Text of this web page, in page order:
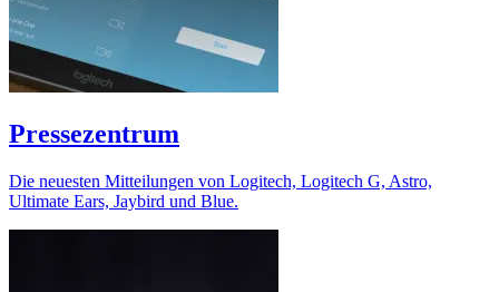
Pressezentrum
Die neuesten Mitteilungen von Logitech, Logitech G, Astro,
Ultimate Ears, Jaybird und Blue.